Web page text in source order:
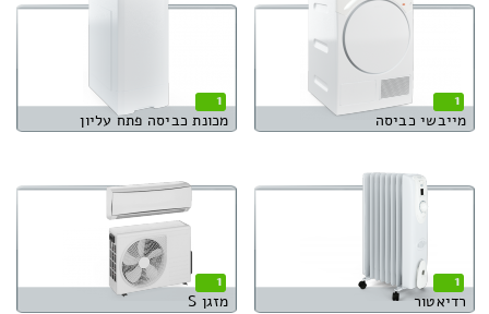
1
מייבשי כביסה
1
מכונת כביסה פתח עליון
1
רדיאטור
1
מזגן S